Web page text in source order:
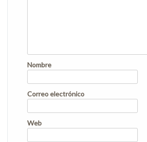
Nombre
Correo electrónico
Web